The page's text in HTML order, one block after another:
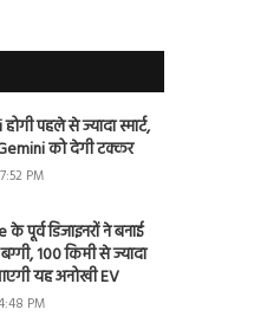
पहले से ज्यादा स्मार्ट,
को देगी टक्कर
PM
पूर्व डिजाइनरों ने बनाई
100 किमी से ज्यादा
यह अनोखी EV
PM